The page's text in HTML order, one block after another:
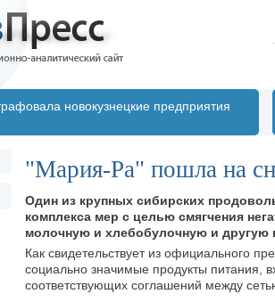
новокузнецкие предприятия
"Мария-Ра" пошла на
Один из крупных сибирских
комплекса мер с целью смягчения
молочную и хлебобулочную и другую
Как свидетельствует из официального
социально значимые продукты питания,
соответствующих соглашений между